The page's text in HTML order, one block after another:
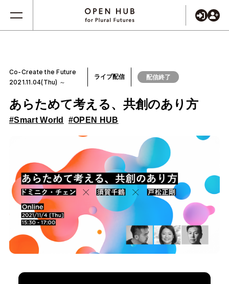
Co-Create the Future
2021.11.04(Thu) ～
ライブ配信 配信終了
あらためて考える、共創のあり方
#Smart World #OPEN HUB